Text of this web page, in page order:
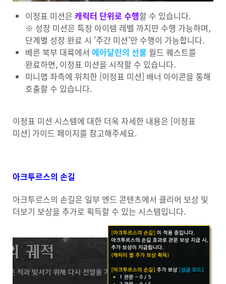
이정표 미션은 캐릭터 단위로 수행할 수 있습니다.
※ 성장 미션은 특정 아이템 레벨 까지만 수행 가능하며,
단계별 성장 완료 시 '주간 미션'만 수행이 가능합니다.
베른 북부 대륙에서 에아달린의 선물 월드 퀘스트를
완료하면, 이정표 미션을 시작할 수 있습니다.
미니맵 좌측에 위치한 [이정표 미션] 배너 아이콘을 통해
호출할 수 있습니다.
이정표 미션 시스템에 대한 더욱 자세한 내용은 [이정표
미션] 가이드 페이지를 참고해주세요.
아크투르스의 손길
아크투르스의 손길은 일부 엔드 콘텐츠에서 클리어 보상 및
더보기 보상을 추가로 획득할 수 있는 시스템입니다.